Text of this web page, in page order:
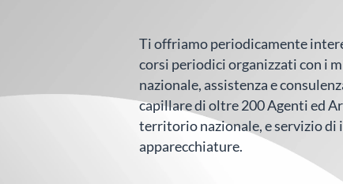
Ti offriamo periodicamente
corsi periodici organizzati con i
nazionale, assistenza e
capillare di oltre 200 Agenti ed
territorio nazionale, e servizio di
apparecchiature.